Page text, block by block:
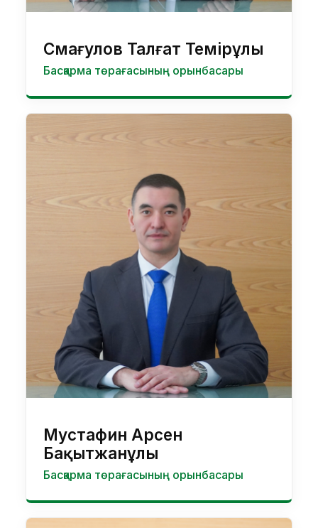
Смағулов Талғат Темірұлы
Басқарма төрағасының орынбасары
Мустафин Арсен
Бақытжанұлы
Басқарма төрағасының орынбасары